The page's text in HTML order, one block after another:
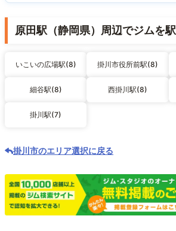
原田駅（静岡県）周辺でジムを
いこいの広場駅(8) 掛川市役所前駅(8)
細谷駅(8) 西掛川駅(8)
掛川駅(7)
掛川市のエリア選択に戻る